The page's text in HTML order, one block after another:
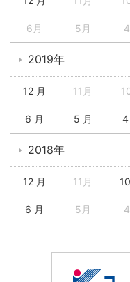
6月 5月
2019年
12 月 11月
6 月 5 月 4
2018年
12 月 11月
6 月 5月